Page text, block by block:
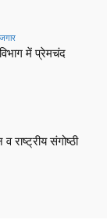
में प्रेमचंद
राष्ट्रीय संगोष्ठी